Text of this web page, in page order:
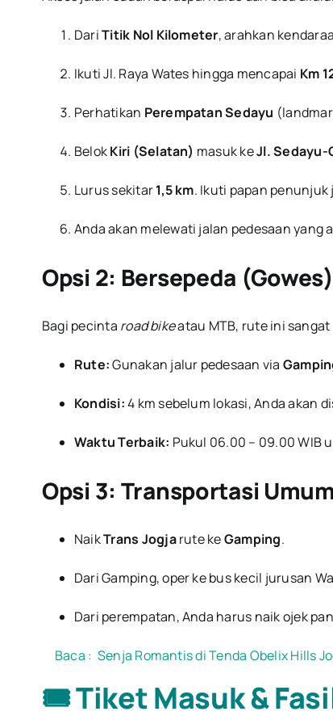
DariTitik Nol Kilometer, arahkan
Ikuti Jl. Raya Wates hingga mencapai Km
Perhatikan Perempatan Sedayu
BelokKiri (Selatan) masuk keJl. Sedayu-
Lurus sekitar1,5 km. Ikuti papan penunjuk
Anda akan melewati jalan pedesaan yang
Opsi 2: Bersepeda (Gowes)
Bagi pecinta road bikeatau MTB, rute ini sangat
Rute:Gunakan jalur pedesaan via
Kondisi:4 km sebelum lokasi, Anda akan
Waktu Terbaik: Pukul 06.00 – 09.00 WIB
Opsi 3: Transportasi
NaikTrans Jogjarute keGamping.
Dari Gamping, oper ke bus kecil jurusan
Dari perempatan, Anda harus naik ojek
Baca : Senja Romantis di Tenda Obelix Hills
🎟️ Tiket Masuk &